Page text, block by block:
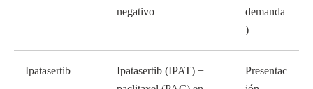
negativo
demanda
)
Ipatasertib
Ipatasertib (IPAT) +
Presentac